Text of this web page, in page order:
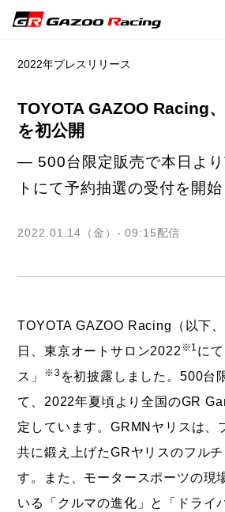
2022年プレスリリース
TOYOTA GAZOO Racing
を初公開
― 500台限定販売で本日よ
トにて予約抽選の受付を開
2022.01.14（金）- 09:15配信
TOYOTA GAZOO Racing（以下
日、東京オートサロン2022 ※1 に
ス」
※3 を初披露しました。500台
て、2022年夏頃より全国のGR
定しています。GRMNヤリスは、
共に鍛え上げたGRヤリスのフル
す。また、モータースポーツの現
いる「クルマの進化」と「ドライ